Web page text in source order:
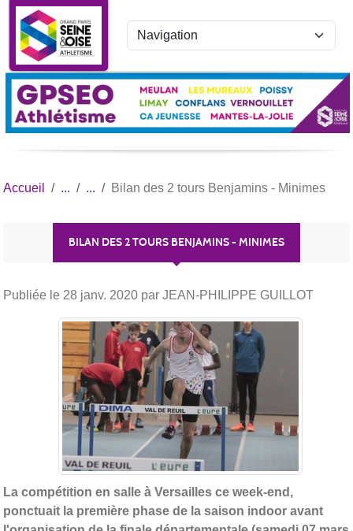
Accueil Bilan des 2 tours Benjamins - Minimes
BILAN DES 2 TOURS BENJAMINS - MINIMES
Publiée le 28 janv. 2020 par JEAN-PHILIPPE GUILLOT
La compétition en salle à Versailles ce week-end,
ponctuait la première phase de la saison indoor avant
Panneau de gestion des cookies